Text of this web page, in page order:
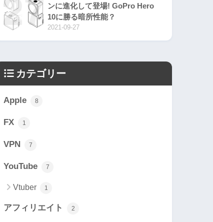
ンに進化して登場! GoPro Hero
10に勝る暗所性能？
2021-09-27
カテゴリー
Apple 8
FX 1
VPN 7
YouTube 7
Vtuber 1
アフィリエイト 2